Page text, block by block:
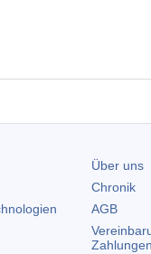
Über uns
Chronik
AGB
Zahlungen